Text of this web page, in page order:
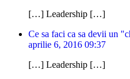
[…] Leadership […]
Ce sa faci ca sa devii un
aprilie 6, 2016 09:37
[…] Leadership […]